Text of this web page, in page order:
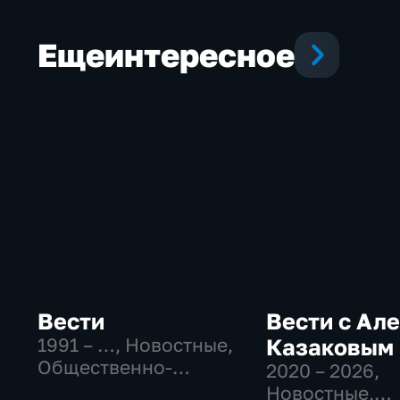
Ещеинтересное
Вести
1991 – …, Новостные,
Общественно-
Вести с
Казаковым
2020 – 2026,
Новостные,